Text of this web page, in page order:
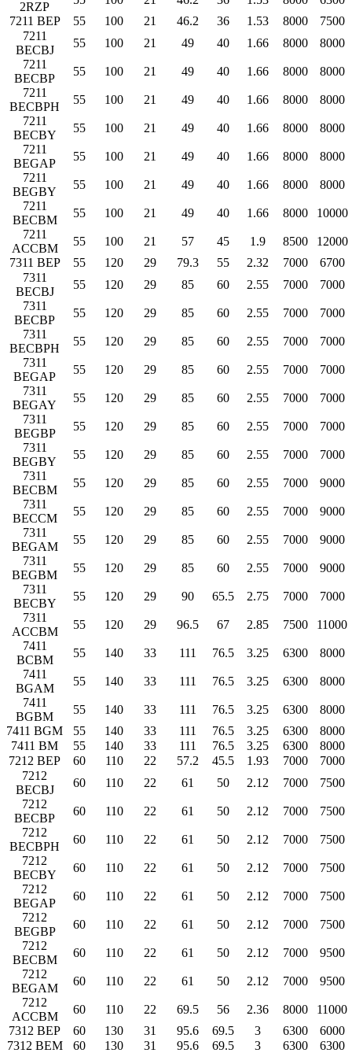
2RZP
7211 BEP
55 100 21 46.2 36 1.53 8000
7500
7211
BECBJ
55 100 21 49 40 1.66 8000
8000
7211
BECBP
55 100 21 49 40 1.66 8000
8000
7211
BECBPH
55 100 21 49 40 1.66 8000
8000
7211
BECBY
55 100 21 49 40 1.66 8000
8000
7211
BEGAP
55 100 21 49 40 1.66 8000
8000
7211
BEGBY
55 100 21 49 40 1.66 8000
8000
7211
BECBM
55 100 21 49 40 1.66 8000
10000
7211
ACCBM
55 100 21 57 45 1.9 8500
12000
7311 BEP
55 120 29 79.3 55 2.32 7000
6700
7311
BECBJ
55 120 29 85 60 2.55 7000
7000
7311
BECBP
55 120 29 85 60 2.55 7000
7000
7311
BECBPH
55 120 29 85 60 2.55 7000
7000
7311
BEGAP
55 120 29 85 60 2.55 7000
7000
7311
BEGAY
55 120 29 85 60 2.55 7000
7000
7311
BEGBP
55 120 29 85 60 2.55 7000
7000
7311
BEGBY
55 120 29 85 60 2.55 7000
7000
7311
BECBM
55 120 29 85 60 2.55 7000
9000
7311
BECCM
55 120 29 85 60 2.55 7000
9000
7311
BEGAM
55 120 29 85 60 2.55 7000
9000
7311
BEGBM
55 120 29 85 60 2.55 7000
9000
7311
BECBY
55 120 29 90 65.5 2.75 7000
7000
7311
ACCBM
55 120 29 96.5 67 2.85 7500
11000
7411
BCBM
55 140 33 111 76.5 3.25 6300
8000
7411
BGAM
55 140 33 111 76.5 3.25 6300
8000
7411
BGBM
55 140 33 111 76.5 3.25 6300
8000
7411 BGM
55 140 33 111 76.5 3.25 6300
8000
7411 BM
55 140 33 111 76.5 3.25 6300
8000
7212 BEP
60 110 22 57.2 45.5 1.93 7000
7000
7212
BECBJ
60 110 22 61 50 2.12 7000
7500
7212
BECBP
60 110 22 61 50 2.12 7000
7500
7212
BECBPH
60 110 22 61 50 2.12 7000
7500
7212
BECBY
60 110 22 61 50 2.12 7000
7500
7212
BEGAP
60 110 22 61 50 2.12 7000
7500
7212
BEGBP
60 110 22 61 50 2.12 7000
7500
7212
BECBM
60 110 22 61 50 2.12 7000
9500
7212
BEGAM
60 110 22 61 50 2.12 7000
9500
7212
ACCBM
60 110 22 69.5 56 2.36 8000
11000
7312 BEP
60 130 31 95.6 69.5 3 6300
6000
7312 BEM
60 130 31 95.6 69.5 3 6300
6300